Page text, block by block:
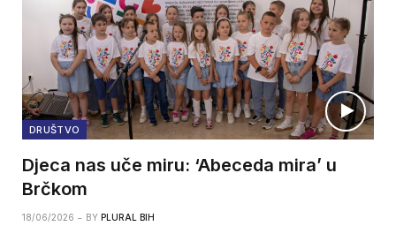
DRUŠTVO
Djeca nas uče miru: ‘Abeceda mira’ u
Brčkom
18/06/2026 BY PLURAL BIH